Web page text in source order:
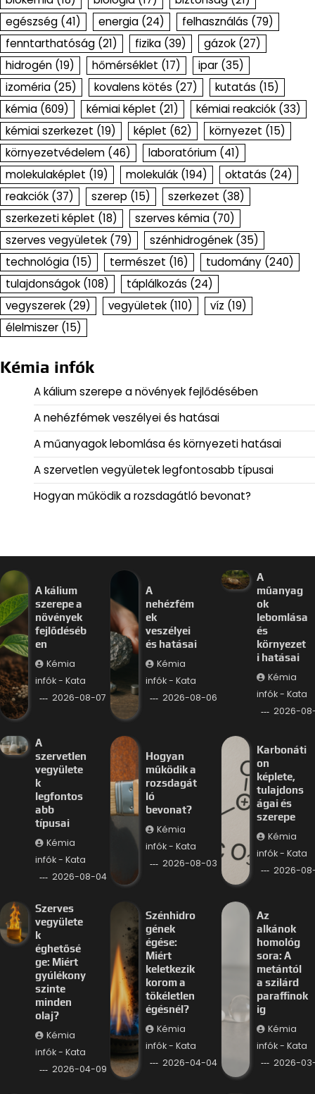
egészség (41) energia (24) felhasználás (79)
fenntarthatóság (21) fizika (39) gázok (27)
hidrogén (19) hőmérséklet (17) ipar (35)
izoméria (25) kovalens kötés (27) kutatás (15)
kémia (609) kémiai képlet (21) kémiai reakciók (33)
kémiai szerkezet (19) képlet (62) környezet (15)
környezetvédelem (46) laboratórium (41)
molekulaképlet (19) molekulák (194) oktatás (24)
reakciók (37) szerep (15) szerkezet (38)
szerkezeti képlet (18) szerves kémia (70)
szerves vegyületek (79) szénhidrogének (35)
technológia (15) természet (16) tudomány (240)
tulajdonságok (108) táplálkozás (24)
vegyszerek (29) vegyületek (110) víz (19)
élelmiszer (15)
Kémia infók
A kálium szerepe a növények fejlődésében
A nehézfémek veszélyei és hatásai
A műanyagok lebomlása és környezeti hatásai
A szervetlen vegyületek legfontosabb típusai
Hogyan működik a rozsdagátló bevonat?
A kálium
szerepe a
növények
fejlődéséb
en
Kémia
infók - Kata
2026-08-07
A
nehézfém
ek
veszélyei
és hatásai
Kémia
infók - Kata
2026-08-06
A
műanyag
ok
lebomlása
és
környezet
i hatásai
Kémia
infók - Kata
2026-
A
szervetlen
vegyülete
k
legfontos
abb
típusai
Kémia
infók - Kata
2026-08-04
Hogyan
működik a
rozsdagát
ló
bevonat?
Kémia
infók - Kata
2026-08-03
Karbonáti
on
képlete,
tulajdons
ágai és
szerepe
Kémia
infók - Kata
2026-
Szerves
vegyülete
k
éghetősé
ge: Miért
gyúlékony
szinte
minden
olaj?
Kémia
infók - Kata
2026-04-09
Szénhidro
gének
égése:
Miért
keletkezik
korom a
tökéletlen
égésnél?
Kémia
infók - Kata
2026-04-04
Az
alkánok
homológ
sora: A
metántól
a szilárd
paraffinok
ig
Kémia
infók - Kata
2026-